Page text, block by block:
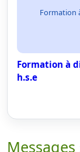
Formation
Formation à
h.s.e